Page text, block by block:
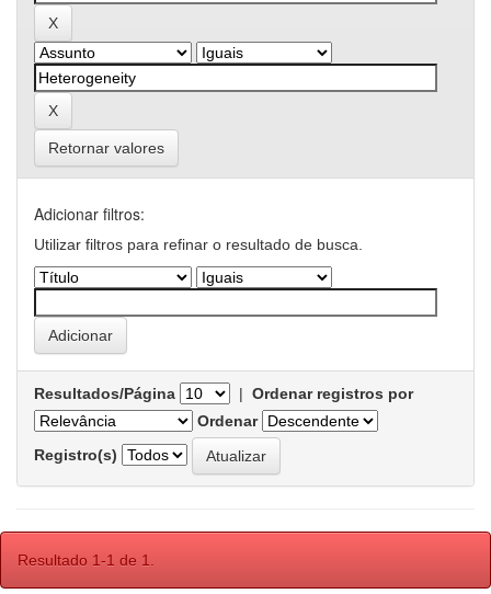
Retornar valores
Adicionar filtros:
Utilizar filtros para refinar o resultado de busca.
Resultados/Página | Ordenar registros por
Ordenar
Registro(s)
Resultado 1-1 de 1.